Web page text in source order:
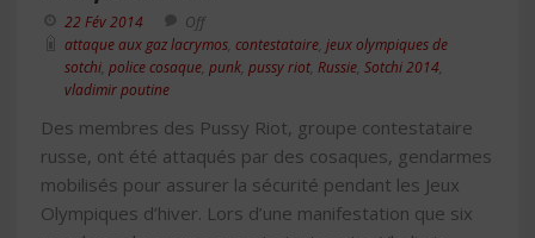
22 Fév 2014
Off
attaque aux gaz lacrymos contestataire jeux olympiques de
sotchi police cosaque punk pussy riot Russie Sotchi 2014
vladimir poutine
Des membres des Pussy Riot, groupe contestataire
russe, ont été attaqués par des cosaques, gendarmes
mobilisés pour assurer la sécurité pendant les Jeux
Olympiques d’hiver. Lors d’une manifestation que six